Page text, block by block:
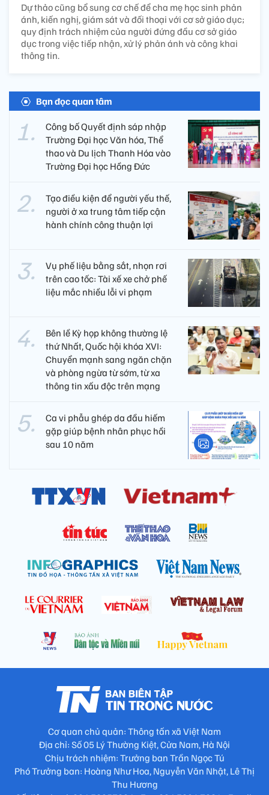
Dự thảo cũng bổ sung cơ chế để cha mẹ học sinh phản
ánh, kiến nghị, giám sát và đối thoại với cơ sở giáo dục;
quy định trách nhiệm của người đứng đầu cơ sở giáo
dục trong việc tiếp nhận, xử lý phản ánh và công khai
thông tin.
Bạn đọc quan tâm
Công bố Quyết định sáp nhập
Trường Đại học Văn hóa, Thể
thao và Du lịch Thanh Hóa vào
Trường Đại học Hồng Đức
Tạo điều kiện để người yếu thế,
người ở xa trung tâm tiếp cận
hành chính công thuận lợi
Vụ phế liệu bằng sắt, nhọn rơi
trên cao tốc: Tài xế xe chở phế
liệu mắc nhiều lỗi vi phạm
Bên lề Kỳ họp không thường lệ
thứ Nhất, Quốc hội khóa XVI:
Chuyển mạnh sang ngăn chặn
và phòng ngừa từ sớm, từ xa
thông tin xấu độc trên mạng
Ca vi phẫu ghép da đầu hiếm
gặp giúp bệnh nhân phục hồi
sau 10 năm
Cơ quan chủ quản: Thông tấn xã Việt Nam
Địa chỉ: Số 05 Lý Thường Kiệt, Cửa Nam, Hà Nội
Chịu trách nhiệm: Trưởng ban Trần Ngọc Tú
Phó Trưởng ban: Hoàng Như Hoa, Nguyễn Văn Nhật, Lê Thị
Thu Hương